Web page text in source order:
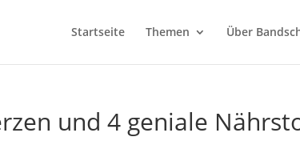
Startseite Themen Über
und 4 geniale